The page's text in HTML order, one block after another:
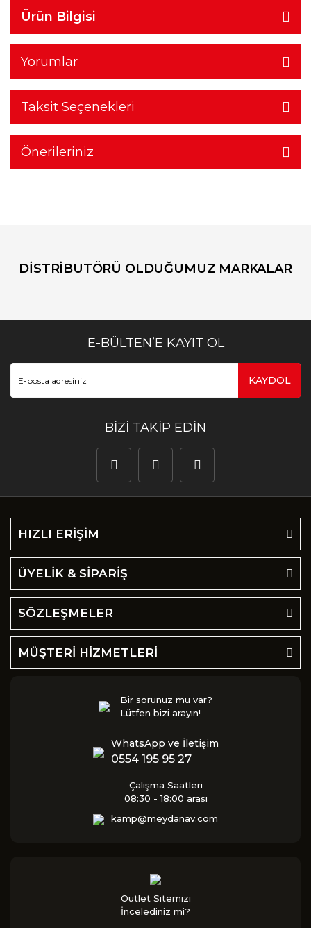
Ürün Bilgisi
Yorumlar
Taksit Seçenekleri
Önerileriniz
DİSTRİBUTÖRÜ OLDUĞUMUZ MARKALAR
E-BÜLTEN’E KAYIT OL
KAYDOL
BİZİ TAKİP EDİN
HIZLI ERİŞİM
ÜYELİK & SİPARİŞ
SÖZLEŞMELER
MÜŞTERİ HİZMETLERİ
Bir sorunuz mu var?
Lütfen bizi arayın!
WhatsApp ve İletişim
0554 195 95 27
Çalışma Saatleri
08:30 - 18:00 arası
kamp@meydanav.com
Outlet Sitemizi
İncelediniz mi?